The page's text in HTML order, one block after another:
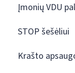
Įmonių VDU
STOP šešėliui
Krašto